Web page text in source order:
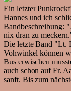
Ein letzter
Hannes und ich
Bandbeschreibung:
nix dran zu
Die letzte Band "Lt.
Vohwinkel können
Bus erwischen
auch schon auf Fr.
sanft. Bis zum